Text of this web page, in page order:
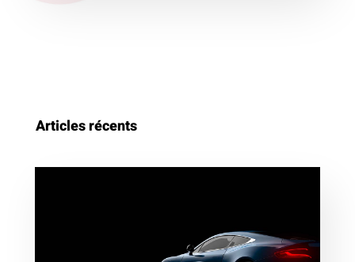
Articles récents